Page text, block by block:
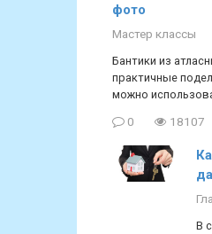
фото
Мастер классы
Бантики из
практичные
можно
0 18107
В